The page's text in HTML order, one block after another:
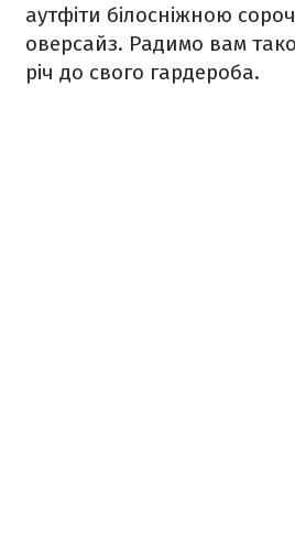
аутфіти білосніжною
оверсайз. Радимо вам
річ до свого гардероба.